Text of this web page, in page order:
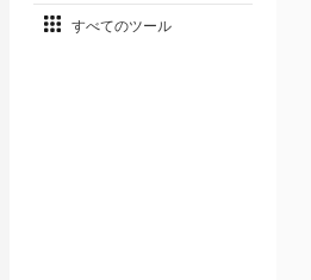
すべてのツール